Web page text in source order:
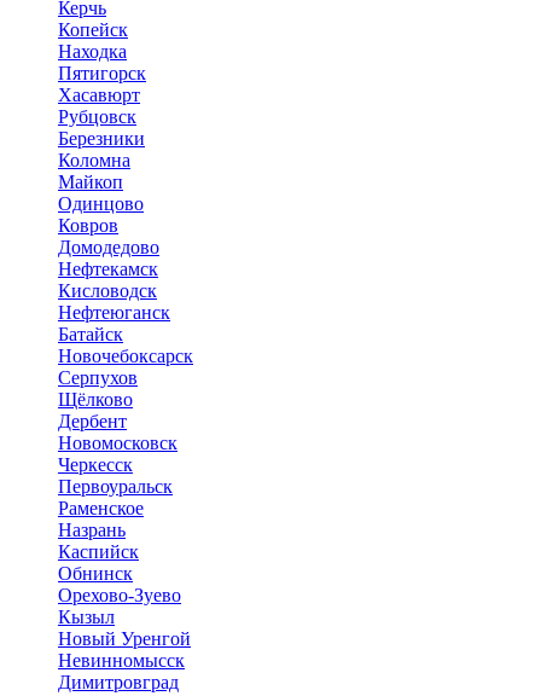
Керчь
Копейск
Находка
Пятигорск
Хасавюрт
Рубцовск
Березники
Коломна
Майкоп
Одинцово
Ковров
Домодедово
Нефтекамск
Кисловодск
Нефтеюганск
Батайск
Новочебоксарск
Серпухов
Щёлково
Дербент
Новомосковск
Черкесск
Первоуральск
Раменское
Назрань
Каспийск
Обнинск
Орехово-Зуево
Кызыл
Новый Уренгой
Невинномысск
Димитровград